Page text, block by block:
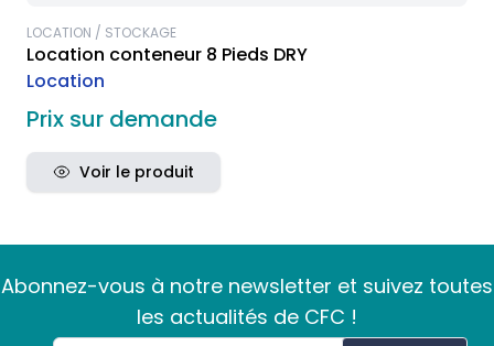
LOCATION / STOCKAGE
Location conteneur 8 Pieds DRY
Location
Prix sur demande
Voir le produit
Abonnez-vous à notre newsletter et suivez toutes
les actualités de CFC !